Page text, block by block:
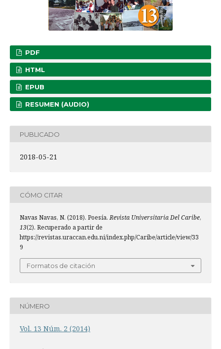
PDF
HTML
EPUB
RESUMEN (AUDIO)
PUBLICADO
2018-05-21
CÓMO CITAR
Navas Navas, N. (2018). Poesía.Revista Universitaria Del Caribe,
13(2). Recuperado a partir de
https://revistas.uraccan.edu.ni/index.php/Caribe/article/view/33
9
Formatos de citación
NÚMERO
Vol. 13 Núm. 2 (2014)